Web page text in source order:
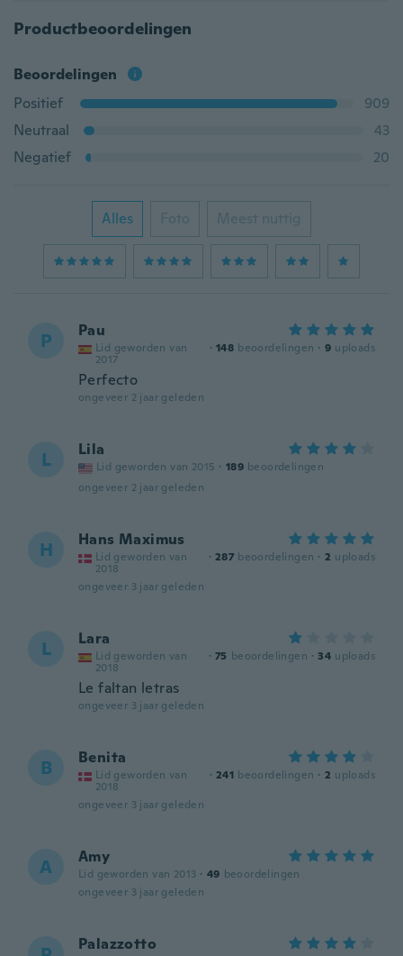
Productbeoordelingen
Beoordelingen
Positief
909
Neutraal
43
Negatief
20
Alles Foto Meest nuttig
P Pau
Lid geworden van
2017
· 148 beoordelingen · 9 uploads
Perfecto
ongeveer 2 jaar geleden
L Lila
Lid geworden van 2015 · 189 beoordelingen
ongeveer 2 jaar geleden
H Hans Maximus
Lid geworden van
2018
· 287 beoordelingen · 2 uploads
ongeveer 3 jaar geleden
L Lara
Lid geworden van
2018
· 75 beoordelingen · 34 uploads
Le faltan letras
ongeveer 3 jaar geleden
B Benita
Lid geworden van
2018
· 241 beoordelingen · 2 uploads
ongeveer 3 jaar geleden
A Amy
Lid geworden van 2013 · 49 beoordelingen
ongeveer 3 jaar geleden
Palazzotto